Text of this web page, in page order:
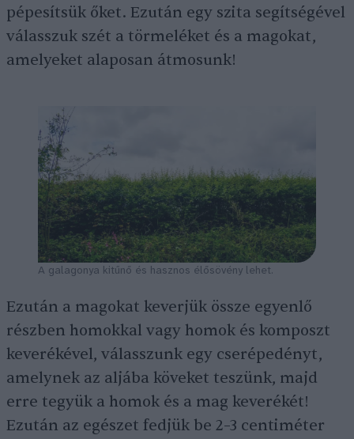
pépesítsük őket. Ezután egy szita segítségével
válasszuk szét a törmeléket és a magokat,
amelyeket alaposan átmosunk!
A galagonya kitűnő és hasznos élősövény lehet.
Ezután a magokat keverjük össze egyenlő
részben homokkal vagy homok és komposzt
keverékével, válasszunk egy cserépedényt,
amelynek az aljába köveket teszünk, majd
erre tegyük a homok és a mag keverékét!
Ezután az egészet fedjük be 2–3 centiméter